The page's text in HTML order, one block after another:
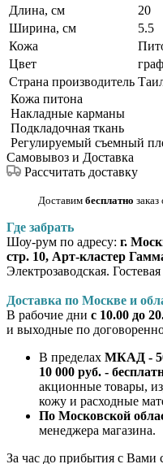
Длина, см
20
Ширина, см
5.5
Кожа
Цвет
Страна производитель
Кожа питона
Накладные карманы
Подкладочная ткань
Регулируемый съемный
Самовывоз и Доставка
Рассчитать доставку
Доставим бесплатно
Где забрать
Шоу-рум по адресу: г.
стр. 10, Арт-кластер
Электрозаводская.
Доставка по Москве и
В рабочие дни с 10.00 до
и выходные по
В пределах МКАД -
10 000 руб. -
акционные товары,
кожу и расходные
По Московской
менеджера магазина.
За час до прибытия с Вами